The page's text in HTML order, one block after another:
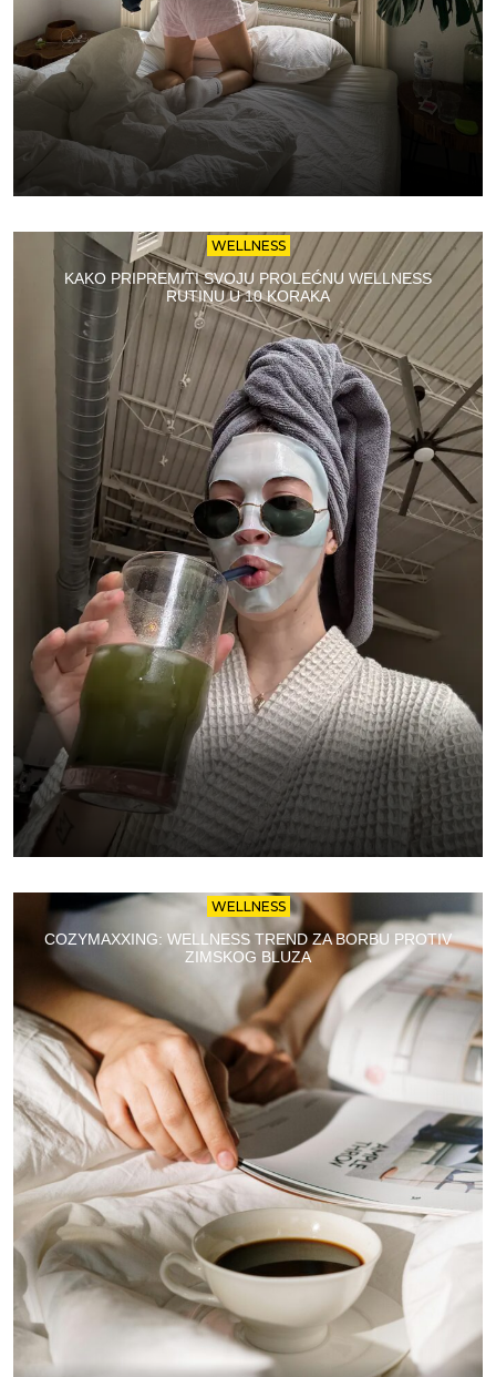
WELLNESS
KAKO PRIPREMITI SVOJU PROLEĆNU WELLNESS
RUTINU U 10 KORAKA
WELLNESS
COZYMAXXING: WELLNESS TREND ZA BORBU PROTIV
ZIMSKOG BLUZA